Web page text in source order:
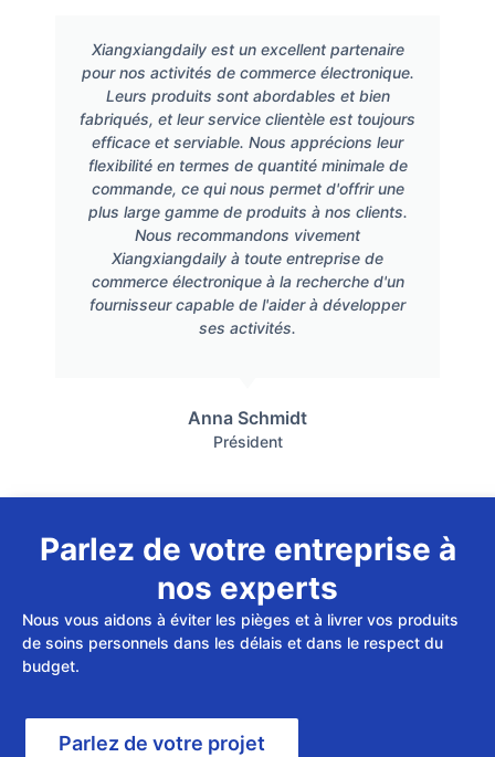
Xiangxiangdaily est un excellent partenaire
pour nos activités de commerce électronique.
Leurs produits sont abordables et bien
fabriqués, et leur service clientèle est toujours
efficace et serviable. Nous apprécions leur
flexibilité en termes de quantité minimale de
commande, ce qui nous permet d'offrir une
plus large gamme de produits à nos clients.
Nous recommandons vivement
Xiangxiangdaily à toute entreprise de
commerce électronique à la recherche d'un
fournisseur capable de l'aider à développer
ses activités.
Anna Schmidt
Président
Parlez de votre entreprise à
nos experts
Nous vous aidons à éviter les pièges et à livrer vos produits
de soins personnels dans les délais et dans le respect du
budget.
Parlez de votre projet